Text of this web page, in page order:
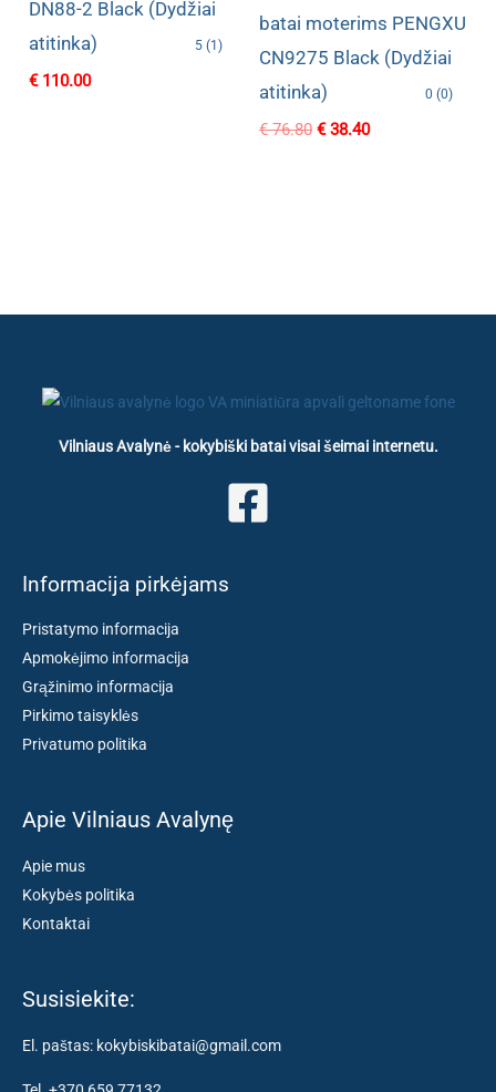
DN88-2 Black (Dydžiai
atitinka)
5 (1)
€110.00
batai moterims PENGXU
CN9275 Black (Dydžiai
atitinka)
0 (0)
€76.80 Original
€38.40Current
Vilniaus Avalynė - kokybiški batai visai šeimai internetu.
Informacija pirkėjams
Pristatymo informacija
Apmokėjimo informacija
Grąžinimo informacija
Pirkimo taisyklės
Privatumo politika
Apie Vilniaus Avalynę
Apie mus
Kokybės politika
Kontaktai
Susisiekite:
El. paštas: kokybiskibatai@gmail.com